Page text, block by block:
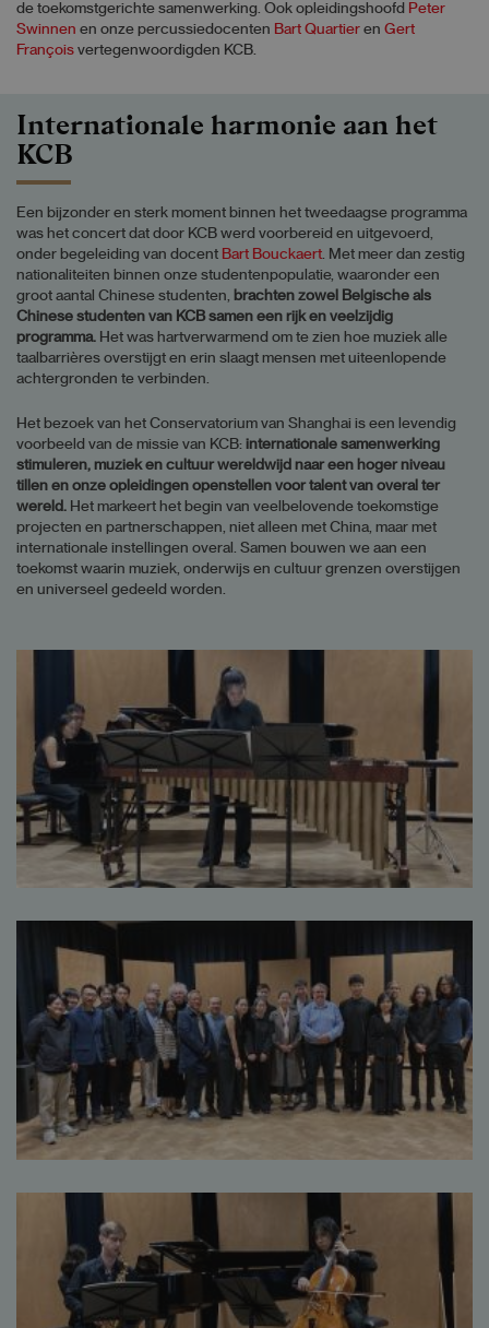
de toekomstgerichte samenwerking. Ook opleidingshoofd Peter
Swinnen en onze percussiedocenten Bart Quartier en Gert
François vertegenwoordigden KCB.
Internationale harmonie aan het
KCB
Een bijzonder en sterk moment binnen het tweedaagse programma
was het concert dat door KCB werd voorbereid en uitgevoerd,
onder begeleiding van docent Bart Bouckaert . Met meer dan zestig
nationaliteiten binnen onze studentenpopulatie, waaronder een
groot aantal Chinese studenten,
brachten zowel Belgische als
Chinese studenten van KCB samen een rijk en veelzijdig
programma. Het was hartverwarmend om te zien hoe muziek alle
taalbarrières overstijgt en erin slaagt mensen met uiteenlopende
achtergronden te verbinden.
Het bezoek van het Conservatorium van Shanghai is een levendig
voorbeeld van de missie van KCB: internationale samenwerking
stimuleren, muziek en cultuur wereldwijd naar een hoger niveau
tillen en onze opleidingen openstellen voor talent van overal ter
wereld. Het markeert het begin van veelbelovende toekomstige
projecten en partnerschappen, niet alleen met China, maar met
internationale instellingen overal. Samen bouwen we aan een
toekomst waarin muziek, onderwijs en cultuur grenzen overstijgen
en universeel gedeeld worden.